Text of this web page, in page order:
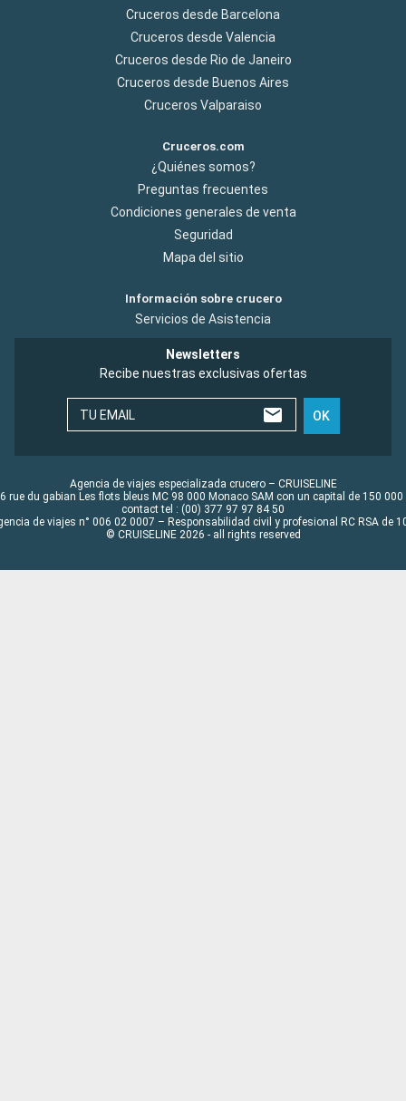
Cruceros desde Barcelona
Cruceros desde Valencia
Cruceros desde Rio de Janeiro
Cruceros desde Buenos Aires
Cruceros Valparaiso
Cruceros.com
¿Quiénes somos?
Preguntas frecuentes
Condiciones generales de venta
Seguridad
Mapa del sitio
Información sobre crucero
Servicios de Asistencia
Newsletters
Recibe nuestras exclusivas ofertas
TU EMAIL OK
Agencia de viajes especializada crucero – CRUISELINE
rue du gabian Les flots bleus MC 98 000 Monaco SAM con un capital de 150 000
contact tel : (00) 377 97 97 84 50
de viajes n° 006 02 0007 – Responsabilidad civil y profesional RC RSA de
© CRUISELINE 2026 - all rights reserved